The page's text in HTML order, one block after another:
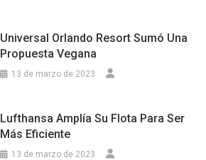
Universal Orlando Resort Sumó Una
Propuesta Vegana
13 de marzo de 2023
Lufthansa Amplía Su Flota Para Ser
Más Eficiente
13 de marzo de 2023